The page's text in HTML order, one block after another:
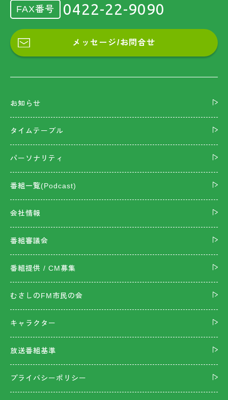
FAX番号 0422-22-9090
メッセージ/お問合せ
お知らせ
タイムテーブル
パーソナリティ
番組一覧(Podcast)
会社情報
番組審議会
番組提供 / CM募集
むさしのFM市民の会
キャラクター
放送番組基準
プライバシーポリシー